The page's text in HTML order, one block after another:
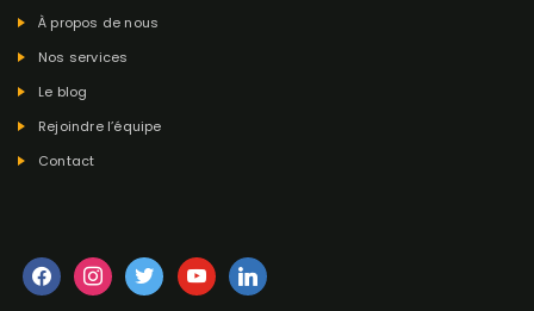
À propos de nous
Nos services
Le blog
Rejoindre l’équipe
Contact
facebookinstagram
twitter youtubelinkedin